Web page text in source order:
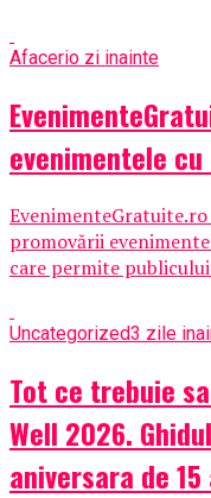
Afacerio zi inainte
evenimentele
promovării
care permite
Uncategorized3 zile
Tot ce trebuie
Well 2026.
aniversara de 15